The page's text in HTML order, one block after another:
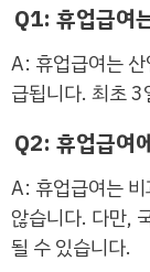
Q1: 휴업급여
A: 휴업급여는
급됩니다. 최초 3
Q2: 휴업급여
A: 휴업급여는
않습니다. 다만,
될 수 있습니다.